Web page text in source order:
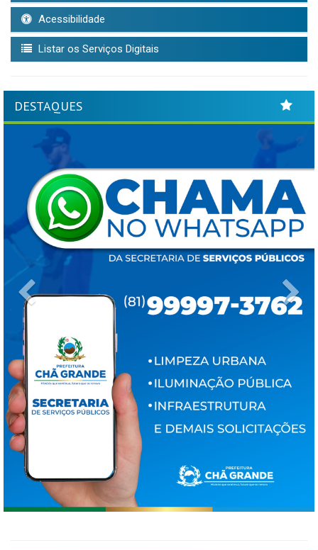
Acessibilidade
Listar os Serviços Digitais
DESTAQUES